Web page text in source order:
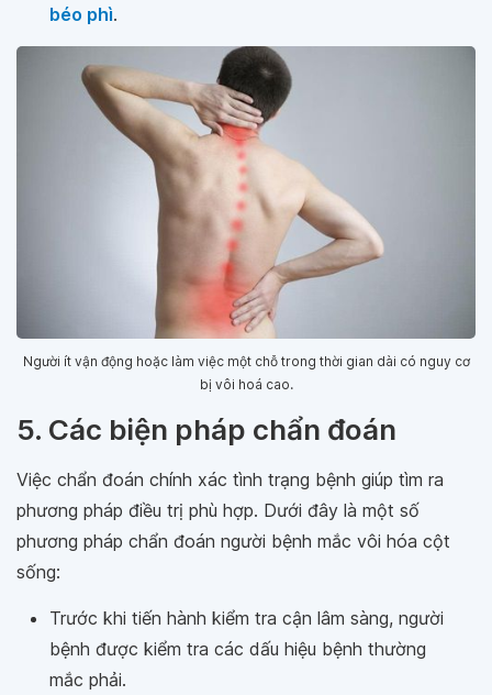
béo phì.
Người ít vận động hoặc làm việc một chỗ trong thời gian dài có nguy cơ
bị vôi hoá cao.
5. Các biện pháp chẩn đoán
Việc chẩn đoán chính xác tình trạng bệnh giúp tìm ra
phương pháp điều trị phù hợp. Dưới đây là một số
phương pháp chẩn đoán người bệnh mắc vôi hóa cột
sống:
Trước khi tiến hành kiểm tra cận lâm sàng, người
bệnh được kiểm tra các dấu hiệu bệnh thường
mắc phải.